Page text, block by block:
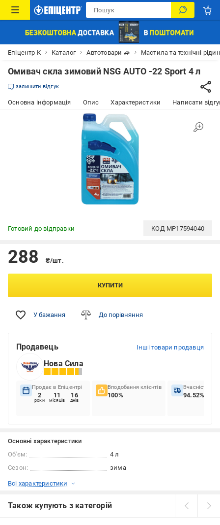
Епіцентр К Каталог Автотовари 🚙 Мастила та технічні
Омивач скла зимовий NSG AUTO -22 Sport 4 л
залишити відгук
Основна інформація Опис Характеристики Написати
Готовий до відправки КОД MP17594040
288 ₴/шт.
КУПИТИ
У бажання До порівняння
Продавець Інші товари продавця
Нова Сила
Продає в Епіцентрі
2
роки
11
місяців
16
днів
Вподобання клієнтів
100%
Вчасність
94.52%
Основні характеристики
Об'єм:
4 л
Сезон:
зима
Всі характеристики
Також купують з категорій